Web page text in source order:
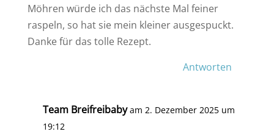
Möhren würde ich das nächste Mal feiner
raspeln, so hat sie mein kleiner ausgespuckt.
Danke für das tolle Rezept.
Antworten
Team Breifreibaby am 2. Dezember 2025 um
19:12